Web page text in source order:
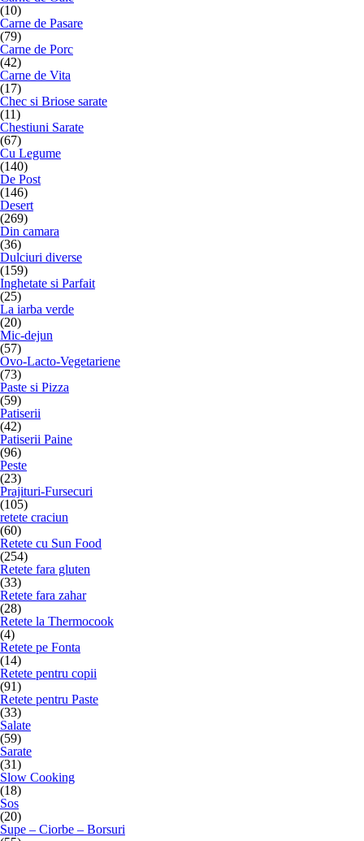
(10)
Carne de Pasare
(79)
Carne de Porc
(42)
Carne de Vita
(17)
Chec si Briose sarate
(11)
Chestiuni Sarate
(67)
Cu Legume
(140)
De Post
(146)
Desert
(269)
Din camara
(36)
Dulciuri diverse
(159)
Inghetate si Parfait
(25)
La iarba verde
(20)
Mic-dejun
(57)
Ovo-Lacto-Vegetariene
(73)
Paste si Pizza
(59)
Patiserii
(42)
Patiserii Paine
(96)
Peste
(23)
Prajituri-Fursecuri
(105)
retete craciun
(60)
Retete cu Sun Food
(254)
Retete fara gluten
(33)
Retete fara zahar
(28)
Retete la Thermocook
(4)
Retete pe Fonta
(14)
Retete pentru copii
(91)
Retete pentru Paste
(33)
Salate
(59)
Sarate
(31)
Slow Cooking
(18)
Sos
(20)
Supe – Ciorbe – Borsuri